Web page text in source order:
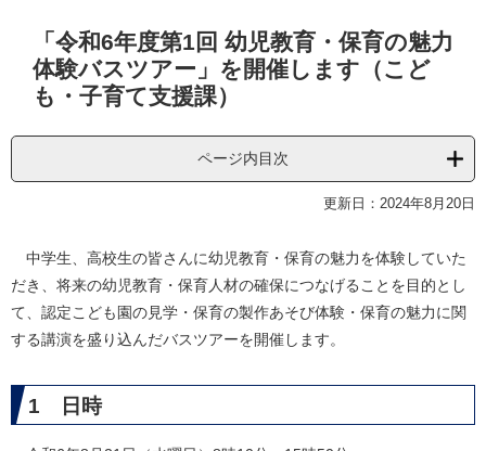
「令和6年度第1回 幼児教育・保育の魅力
体験バスツアー」を開催します（こど
も・子育て支援課）
ページ内目次
更新日：2024年8月20日
中学生、高校生の皆さんに幼児教育・保育の魅力を体験していた
だき、将来の幼児教育・保育人材の確保につなげることを目的とし
て、認定こども園の見学・保育の製作あそび体験・保育の魅力に関
する講演を盛り込んだバスツアーを開催します。
1 日時